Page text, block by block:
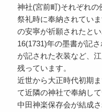
神社(宮前町)それぞれの
祭礼時に奉納されてい
の安寧が祈願されたと
16(1731)年の墨書が記
が記された衣装など、
残っています。
近世から大正時代初期
て近隣の神社で奉納し
中田神楽保存会が結成